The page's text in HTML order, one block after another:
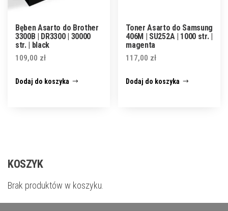
Bęben Asarto do Brother
3300B | DR3300 | 30000
str. | black
109,00 zł
Dodaj do koszyka
Toner Asarto do Samsung
406M | SU252A | 1000 str. |
magenta
117,00 zł
Dodaj do koszyka
KOSZYK
Brak produktów w koszyku.